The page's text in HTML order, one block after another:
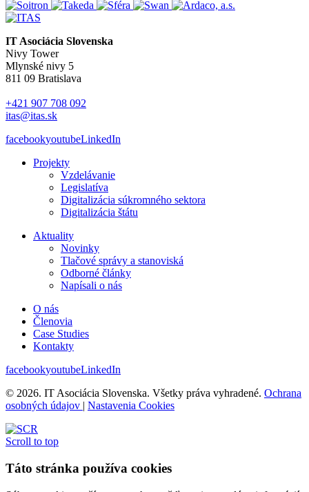
IT Asociácia Slovenska
Nivy Tower
Mlynské nivy 5
811 09 Bratislava
+421 907 708 092
itas@itas.sk
facebookyoutubeLinkedIn
Projekty
Vzdelávanie
Legislatíva
Digitalizácia súkromného sektora
Digitalizácia štátu
Aktuality
Novinky
Tlačové správy a stanoviská
Odborné články
Napísali o nás
O nás
Členovia
Case Studies
Kontakty
facebookyoutubeLinkedIn
© 2026. IT Asociácia Slovenska. Všetky práva vyhradené. Ochrana
osobných údajov | Nastavenia Cookies
Scroll to top
Táto stránka používa cookies